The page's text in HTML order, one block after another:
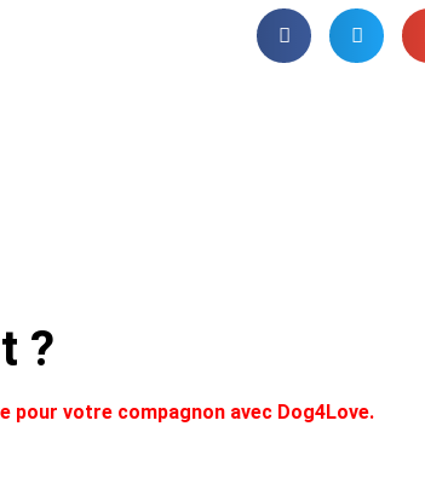
?
pour votre compagnon avec Dog4Love.